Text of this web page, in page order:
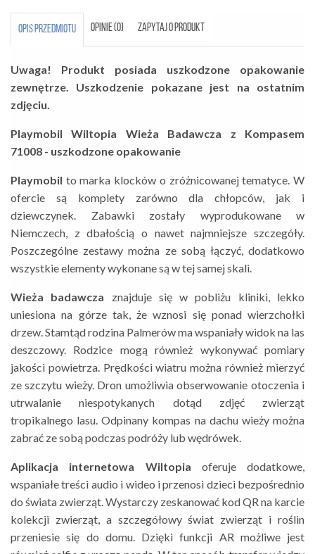
OPIS PRZEDMIOTU OPINIE (0) ZAPYTAJ O PRODUKT
Uwaga! Produkt posiada uszkodzone opakowanie
zewnętrze. Uszkodzenie pokazane jest na ostatnim
zdjęciu.
Playmobil Wiltopia Wieża Badawcza z Kompasem
71008 - uszkodzone opakowanie
Playmobil to marka klocków o zróżnicowanej tematyce. W
ofercie są komplety zarówno dla chłopców, jak i
dziewczynek. Zabawki zostały wyprodukowane w
Niemczech, z dbałością o nawet najmniejsze szczegóły.
Poszczególne zestawy można ze sobą łączyć, dodatkowo
wszystkie elementy wykonane są w tej samej skali.
Wieża badawcza znajduje się w pobliżu kliniki, lekko
uniesiona na górze tak, że wznosi się ponad wierzchołki
drzew. Stamtąd rodzina Palmerów ma wspaniały widok na las
deszczowy. Rodzice mogą również wykonywać pomiary
jakości powietrza. Prędkości wiatru można również mierzyć
ze szczytu wieży. Dron umożliwia obserwowanie otoczenia i
utrwalanie niespotykanych dotąd zdjęć zwierząt
tropikalnego lasu. Odpinany kompas na dachu wieży można
zabrać ze sobą podczas podróży lub wędrówek.
Aplikacja internetowa Wiltopia oferuje dodatkowe,
wspaniałe treści audio i wideo i przenosi dzieci bezpośrednio
do świata zwierząt. Wystarczy zeskanować kod QR na karcie
kolekcji zwierząt, a szczegółowy świat zwierząt i roślin
przeniesie się do domu. Dzięki funkcji AR możliwe jest